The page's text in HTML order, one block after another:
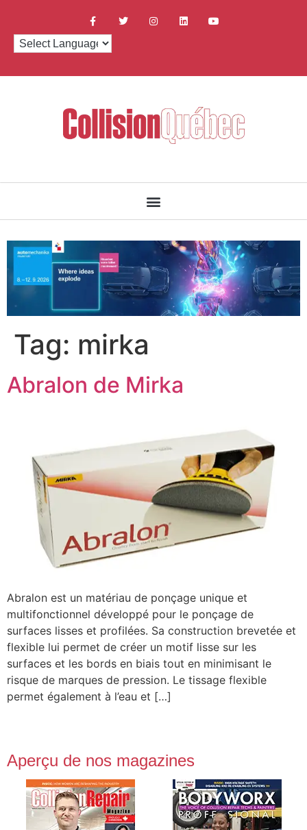
Tag: mirka
Abralon de Mirka
Abralon est un matériau de ponçage unique et
multifonctionnel développé pour le ponçage de
surfaces lisses et profilées. Sa construction brevetée et
flexible lui permet de créer un motif lisse sur les
surfaces et les bords en biais tout en minimisant le
risque de marques de pression. Le tissage flexible
permet également à l’eau et […]
Aperçu de nos magazines